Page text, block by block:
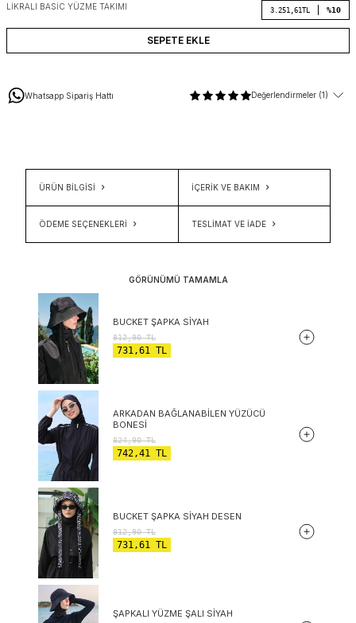
LIKRALI BASIC YÜZME TAKIMI 3.251,61 TL %10
SEPETE EKLE
Whatsapp Sipariş Hattı Değerlendirmeler (1)
ÜRÜN BİLGİSİ İÇERIK VE BAKIM
ÖDEME SEÇENEKLERI TESLIMAT VE İADE
GÖRÜNÜMÜ TAMAMLA
BUCKET ŞAPKA SIYAH
812,90TL
731,61 TL
ARKADAN BAĞLANABILEN YÜZÜCÜ
BONESI
824,90TL
742,41 TL
BUCKET ŞAPKA SIYAH DESEN
812,90TL
731,61 TL
ŞAPKALI YÜZME ŞALI SIYAH